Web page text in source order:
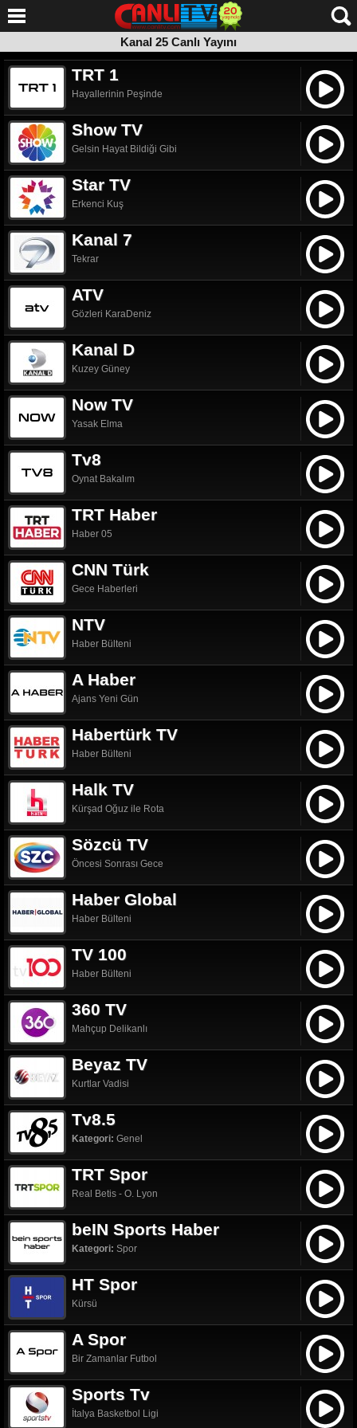
Kanal 25 Canlı Yayını
telif sahibinin talebi üzerine web sitemizden kaldırılmıştır.
Kanalın canlı yayınına yönlendirilmek için tıklayın.
Kanal 25 Canlı Yayını
TRT 1
Hayallerinin Peşinde
Show TV
Gelsin Hayat Bildiği Gibi
Star TV
Erkenci Kuş
Kanal 7
Tekrar
ATV
Gözleri KaraDeniz
Kanal D
Kuzey Güney
Now TV
Yasak Elma
Tv8
Oynat Bakalım
TRT Haber
Haber 05
CNN Türk
Gece Haberleri
NTV
Haber Bülteni
A Haber
Ajans Yeni Gün
Habertürk TV
Haber Bülteni
Halk TV
Kürşad Oğuz ile Rota
Sözcü TV
Öncesi Sonrası Gece
Haber Global
Haber Bülteni
TV 100
Haber Bülteni
360 TV
Mahçup Delikanlı
Beyaz TV
Kurtlar Vadisi
Tv8.5
Kategori: Genel
TRT Spor
Real Betis - O. Lyon
beIN Sports Haber
Kategori: Spor
HT Spor
Kürsü
A Spor
Bir Zamanlar Futbol
Sports Tv
İtalya Basketbol Ligi